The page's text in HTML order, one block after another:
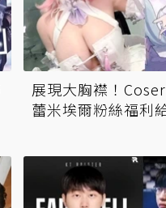
展現大胸襟！
蕾米埃爾粉絲福利